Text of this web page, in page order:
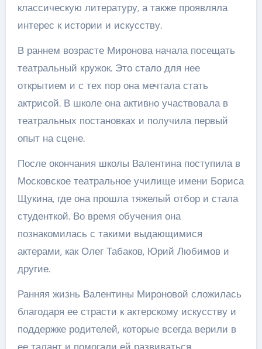
классическую литературу, а также проявляла
интерес к истории и искусству.
В раннем возрасте Миронова начала посещать
театральный кружок. Это стало для нее
открытием и с тех пор она мечтала стать
актрисой. В школе она активно участвовала в
театральных постановках и получила первый
опыт на сцене.
После окончания школы Валентина поступила в
Московское театральное училище имени Бориса
Щукина, где она прошла тяжелый отбор и стала
студенткой. Во время обучения она
познакомилась с такими выдающимися
актерами, как Олег Табаков, Юрий Любимов и
другие.
Ранняя жизнь Валентины Мироновой сложилась
благодаря ее страсти к актерскому искусству и
поддержке родителей, которые всегда верили в
ее талант и помогали ей развиваться.